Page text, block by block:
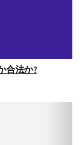
合法か?